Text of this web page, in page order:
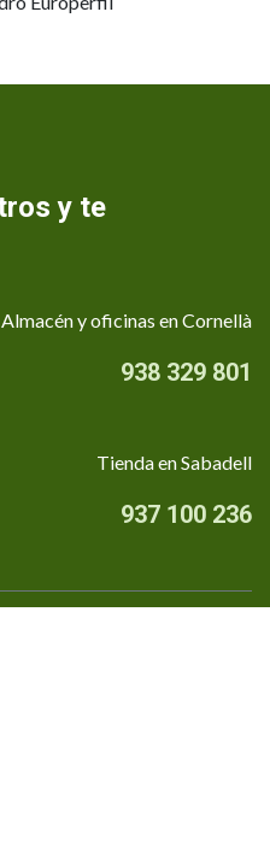
y te
Almacén y oficinas en Cornellà
938 329 801
Tienda en Sabadell
937 100 236